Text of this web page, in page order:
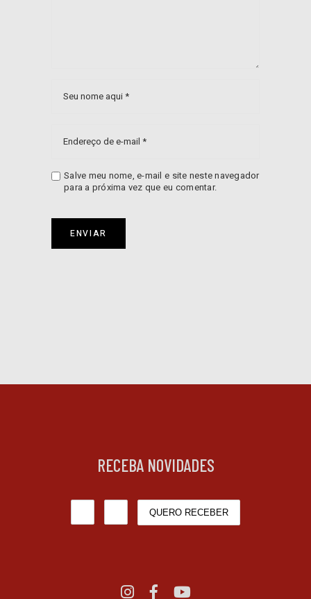
Salve meu nome, e-mail e site neste navegador
para a próxima vez que eu comentar.
ENVIAR
RECEBA NOVIDADES